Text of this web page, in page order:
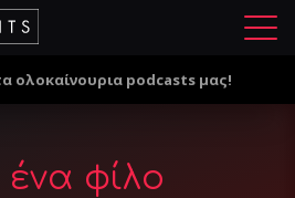
Μ
ο
ολοκαίνουρια podcasts μας!
φίλο